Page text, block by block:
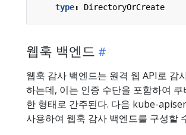
type: DirectoryOrCreate
웹훅 백엔드
웹훅 감사 백엔드는 원격 웹 API로 감
하는데, 이는 인증 수단을 포함하여 쿠
한 형태로 간주된다. 다음 kube-
사용하여 웹훅 감사 백엔드를 구성할